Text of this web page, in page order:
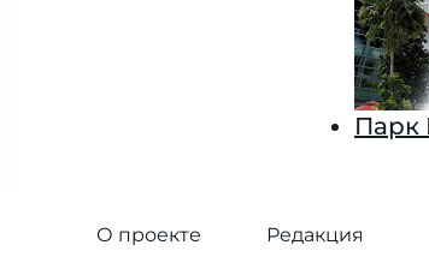
Парк
О проекте Редакция